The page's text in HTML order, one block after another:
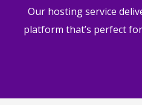
Our hosting service
platform that’s perfect